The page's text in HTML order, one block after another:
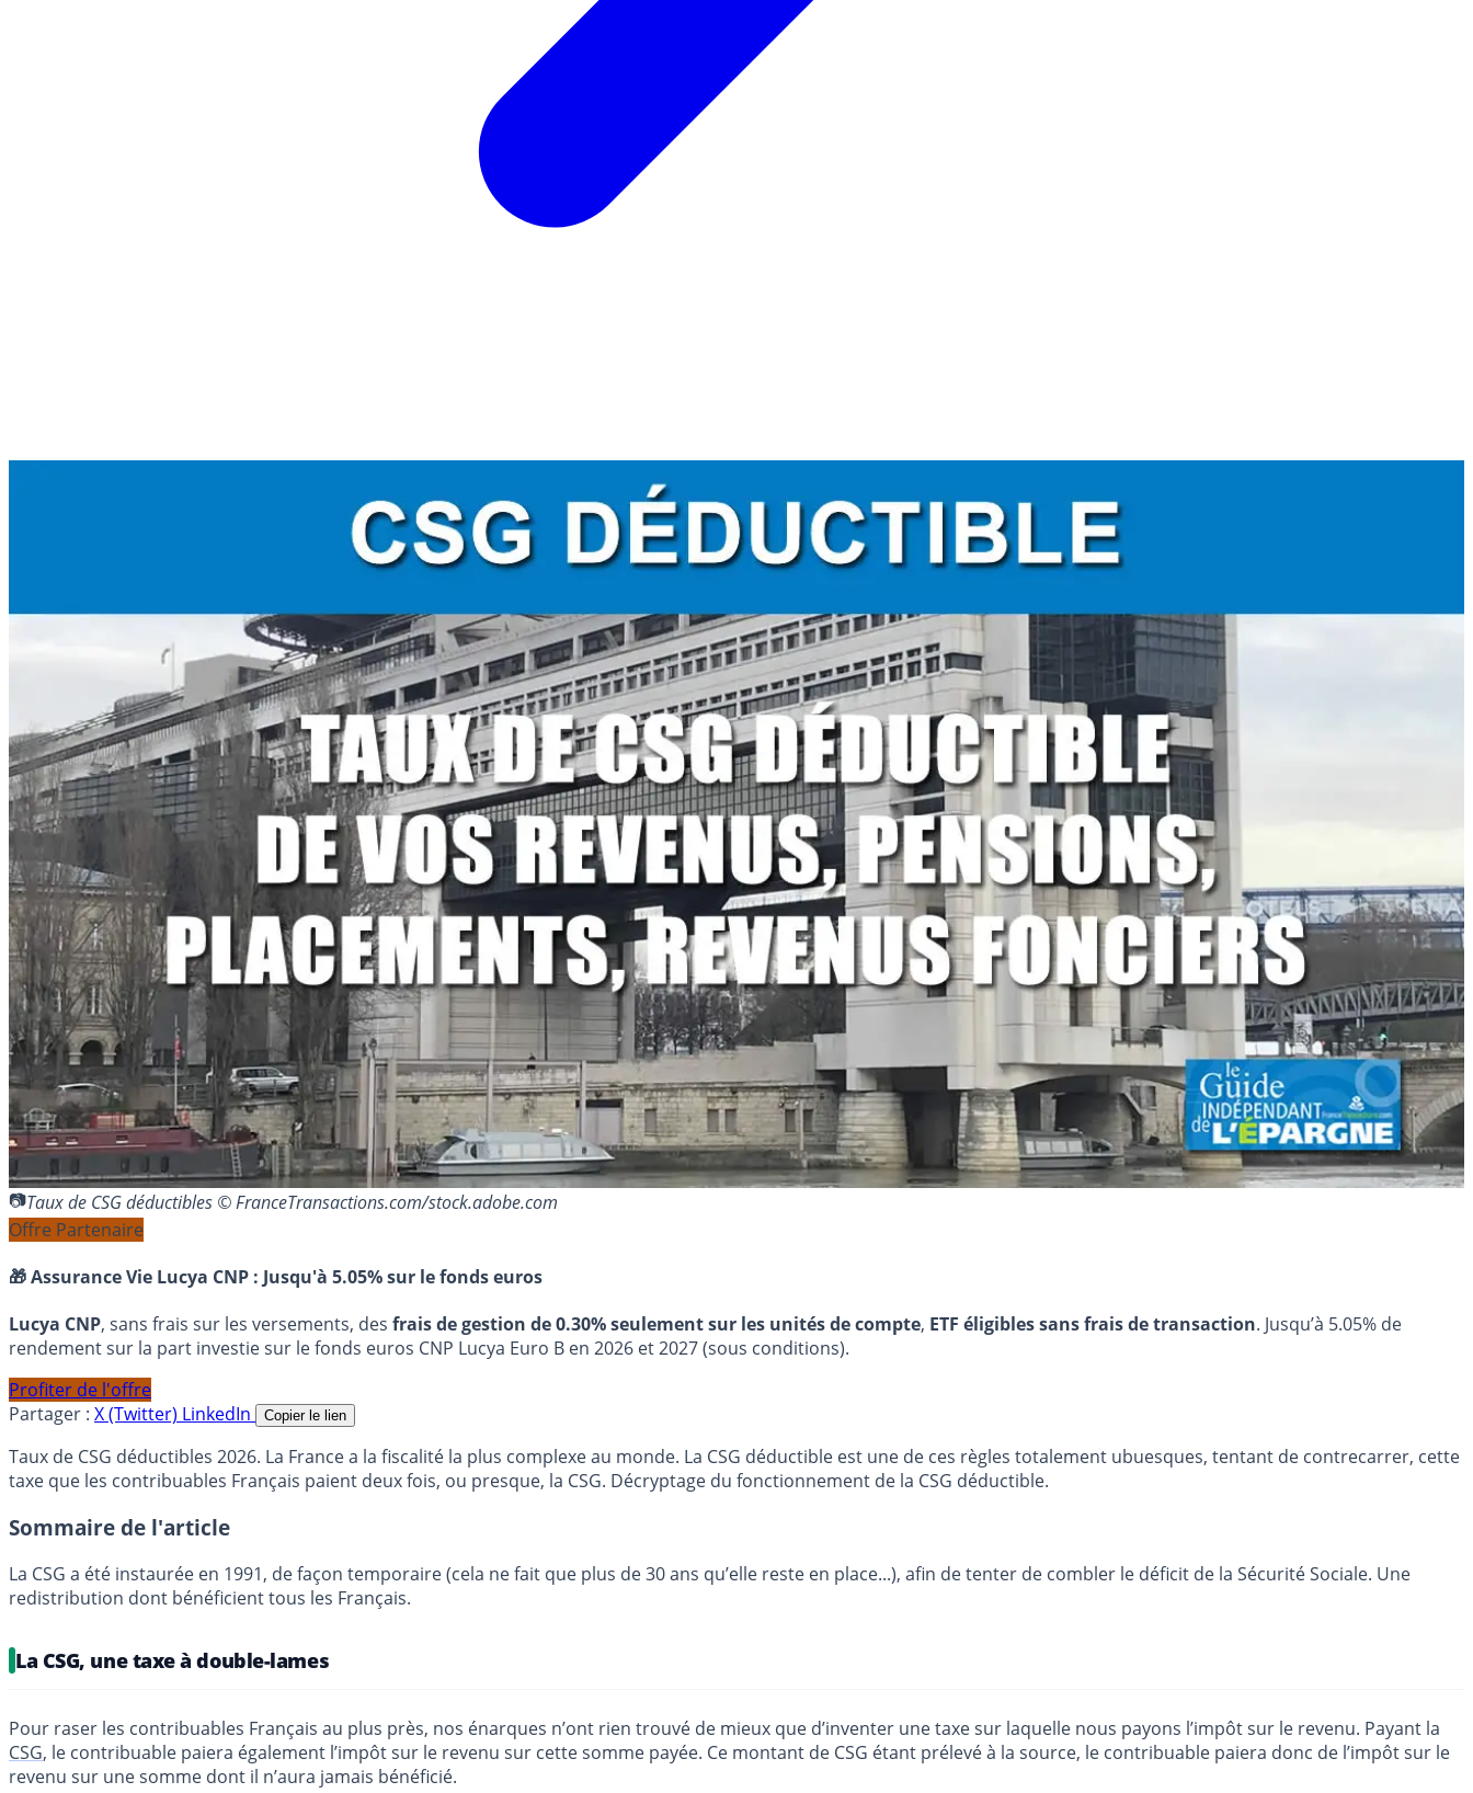
Taux de CSG déductibles © FranceTransactions.com/stock.adobe.com
Offre Partenaire
🎁 Assurance Vie Lucya CNP : Jusqu'à 5.05% sur le fonds euros
Lucya CNP, sans frais sur les versements, des frais de gestion de 0.30% seulement sur les unités de compte, ETF éligibles sans frais de transaction. Jusqu’à 5.05% de
rendement sur la part investie sur le fonds euros CNP Lucya Euro B en 2026 et 2027 (sous conditions).
Profiter de l'offre
Partager : X (Twitter) LinkedIn Copier le lien
Taux de CSG déductibles 2026. La France a la fiscalité la plus complexe au monde. La CSG déductible est une de ces règles totalement ubuesques, tentant de contrecarrer, cette
taxe que les contribuables Français paient deux fois, ou presque, la CSG. Décryptage du fonctionnement de la CSG déductible.
Sommaire de l'article
La CSG a été instaurée en 1991, de façon temporaire (cela ne fait que plus de 30 ans qu’elle reste en place...), afin de tenter de combler le déficit de la Sécurité Sociale. Une
redistribution dont bénéficient tous les Français.
La CSG, une taxe à double-lames
Pour raser les contribuables Français au plus près, nos énarques n’ont rien trouvé de mieux que d’inventer une taxe sur laquelle nous payons l’impôt sur le revenu. Payant la
CSG, le contribuable paiera également l’impôt sur le revenu sur cette somme payée. Ce montant de CSG étant prélevé à la source, le contribuable paiera donc de l’impôt sur le
revenu sur une somme dont il n’aura jamais bénéficié.